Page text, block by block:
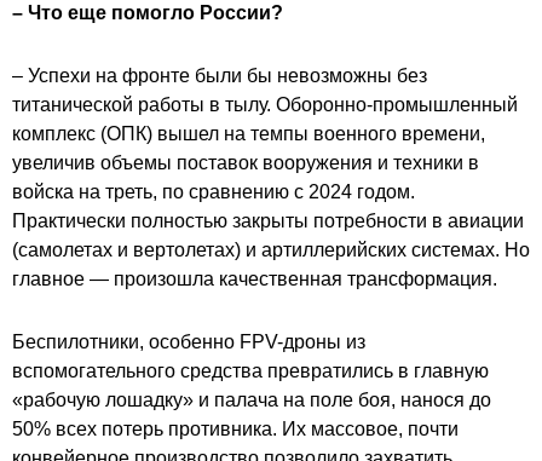
– Что еще помогло России?
– Успехи на фронте были бы невозможны без
титанической работы в тылу. Оборонно-промышленный
комплекс (ОПК) вышел на темпы военного времени,
увеличив объемы поставок вооружения и техники в
войска на треть, по сравнению с 2024 годом.
Практически полностью закрыты потребности в авиации
(самолетах и вертолетах) и артиллерийских системах. Но
главное — произошла качественная трансформация.
Беспилотники, особенно FPV-дроны из
вспомогательного средства превратились в главную
«рабочую лошадку» и палача на поле боя, нанося до
50% всех потерь противника. Их массовое, почти